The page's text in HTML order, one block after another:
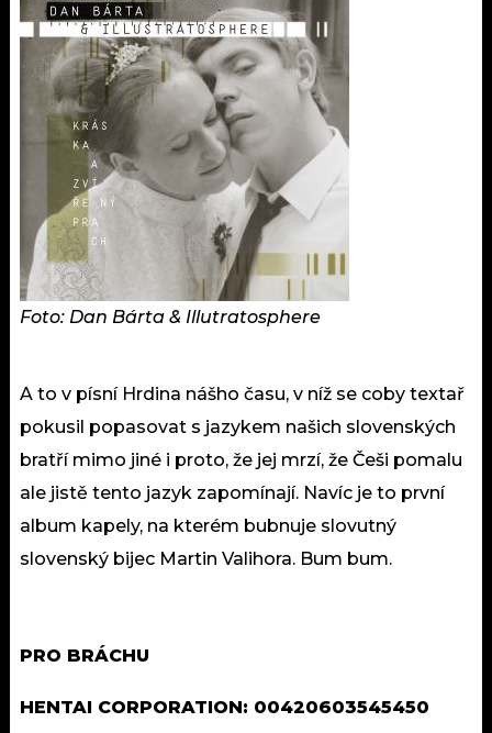
Foto: Dan Bárta & Illutratosphere
A to v písní Hrdina nášho času, v níž se coby textař
pokusil popasovat s jazykem našich slovenských
bratří mimo jiné i proto, že jej mrzí, že Češi pomalu
ale jistě tento jazyk zapomínají. Navíc je to první
album kapely, na kterém bubnuje slovutný
slovenský bijec Martin Valihora. Bum bum.
PRO BRÁCHU
HENTAI CORPORATION: 00420603545450